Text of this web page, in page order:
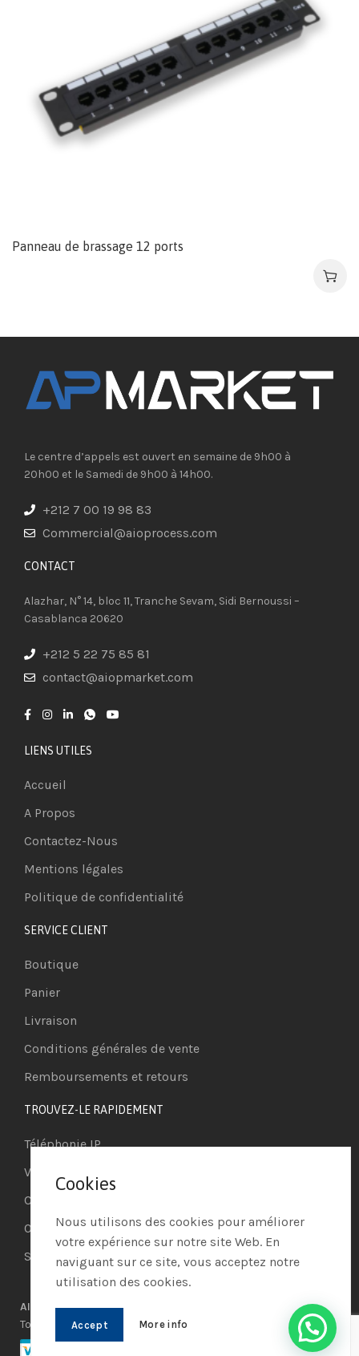
Panneau de brassage 12 ports
Le centre d’appels est ouvert en semaine de 9h00 à
20h00 et le Samedi de 9h00 à 14h00.
+212 7 00 19 98 83
Commercial@aioprocess.com
CONTACT​
Alazhar, N° 14, bloc 11, Tranche Sevam, Sidi Bernoussi –
Casablanca 20620
+212 5 22 75 85 81
contact@aiopmarket.com
LIENS UTILES
Accueil
A Propos
Contactez-Nous
Mentions légales
Politique de confidentialité
SERVICE CLIENT
Boutique
Panier
Livraison
Conditions générales de vente
Remboursements et retours
TROUVEZ-LE RAPIDEMENT
Téléphonie IP
Visioconférence
Casques
Ordinateurs
Systèmes de securité
AIO PROCESS MARKET AIO PROCESS|
Tous les droits réservés
Cookies
Nous utilisons des cookies pour améliorer
votre expérience sur notre site Web. En
naviguant sur ce site, vous acceptez notre
utilisation des cookies.
Accept More info